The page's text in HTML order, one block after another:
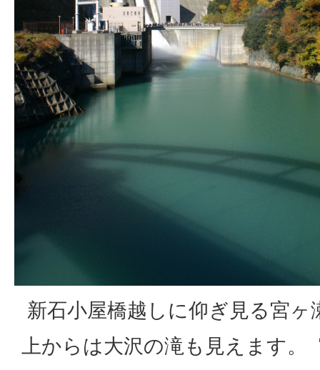
新石小屋橋越しに仰ぎ見る宮
上からは大沢の滝も見えます。